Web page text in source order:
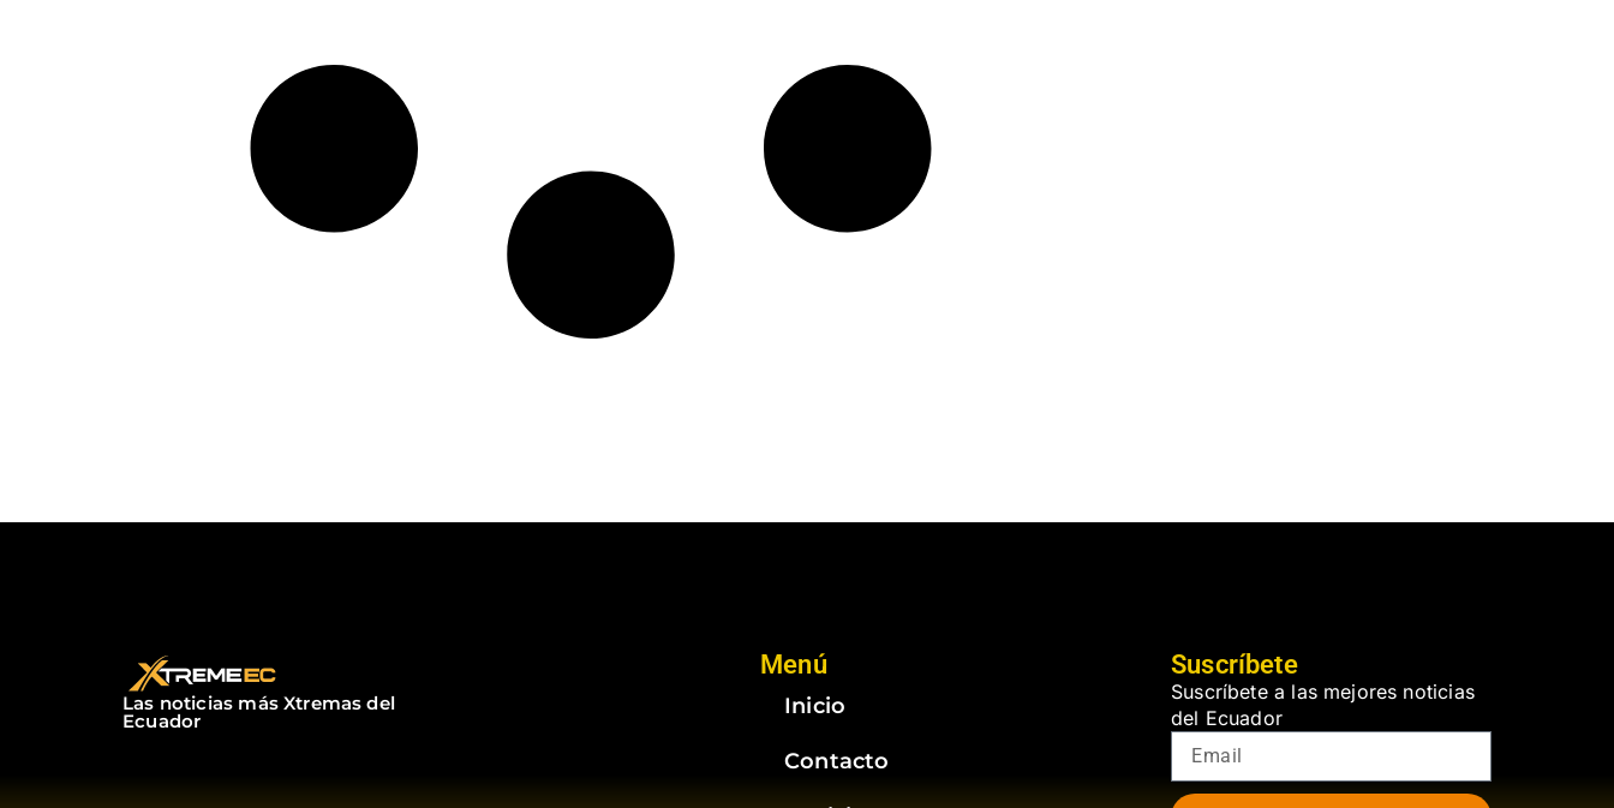
Las noticias más Xtremas del
Ecuador
Menú
Inicio
Contacto
Suscríbete
Suscríbete a las mejores noticias
del Ecuador